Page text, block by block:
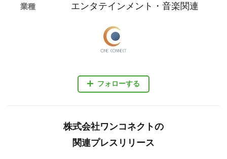
フォローする
業種 エンタテインメント・音楽関連
株式会社ワンコネクトの
関連プレスリリース